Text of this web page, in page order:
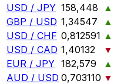
USD / JPY 158,448
▲
GBP / USD 1,34547
▲
USD / CHF 0,812591 ▲
USD / CAD 1,40132
▼
EUR / JPY 182,579
▲
AUD / USD 0,703110 ▼